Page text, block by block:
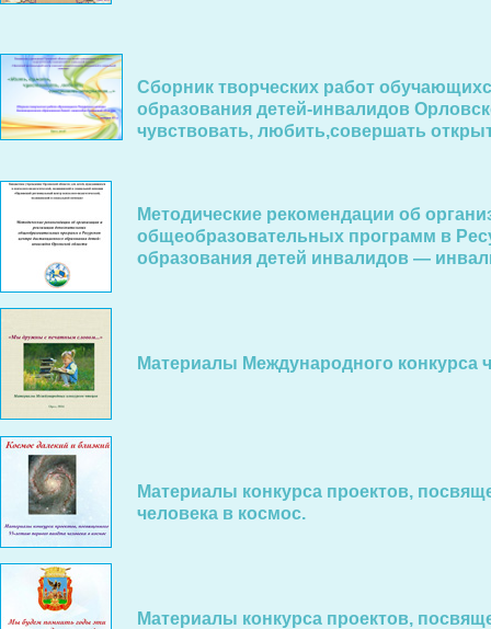
Сборник творческих работ
образования детей-инвалидов
чувствовать, любить,совершать
Методические рекомендации об
общеобразовательных программ в
образования детей инвалидов —
Материалы Международного конкурса
Материалы конкурса проектов,
человека в космос.
Материалы конкурса проектов,